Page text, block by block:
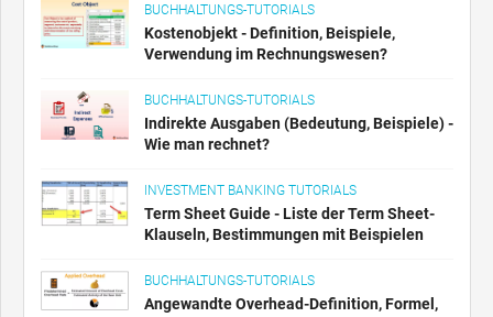
BUCHHALTUNGS-TUTORIALS
Kostenobjekt - Definition, Beispiele,
Verwendung im Rechnungswesen?
BUCHHALTUNGS-TUTORIALS
Indirekte Ausgaben (Bedeutung, Beispiele) -
Wie man rechnet?
INVESTMENT BANKING TUTORIALS
Term Sheet Guide - Liste der Term Sheet-
Klauseln, Bestimmungen mit Beispielen
BUCHHALTUNGS-TUTORIALS
Angewandte Overhead-Definition, Formel,